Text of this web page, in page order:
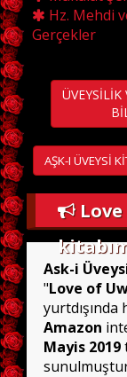
Hz. Mehdi
Gerçekler
AŞK-I ÜVEYSİ
Love
Ask-i
"Love of
yurtdışında
Amazon
Mayis 2019